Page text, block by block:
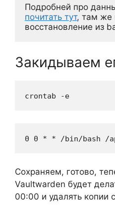
Подробней про
почитать тут, там же
восстановление из
Закидываем
crontab -e
0 0 * * /bin/bash /
Сохраняем, готово,
Vaultwarden будет
00:00 и удалять копии